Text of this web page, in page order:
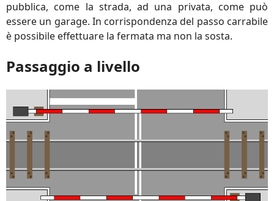
pubblica, come la strada, ad una privata, come può
essere un garage. In corrispondenza del passo carrabile
è possibile effettuare la fermata ma non la sosta.
Passaggio a livello